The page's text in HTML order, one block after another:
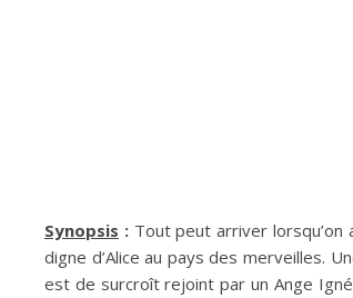
Synopsis : Tout peut arriver lorsqu’on
digne d’Alice au pays des merveilles.
est de surcroît rejoint par un Ange